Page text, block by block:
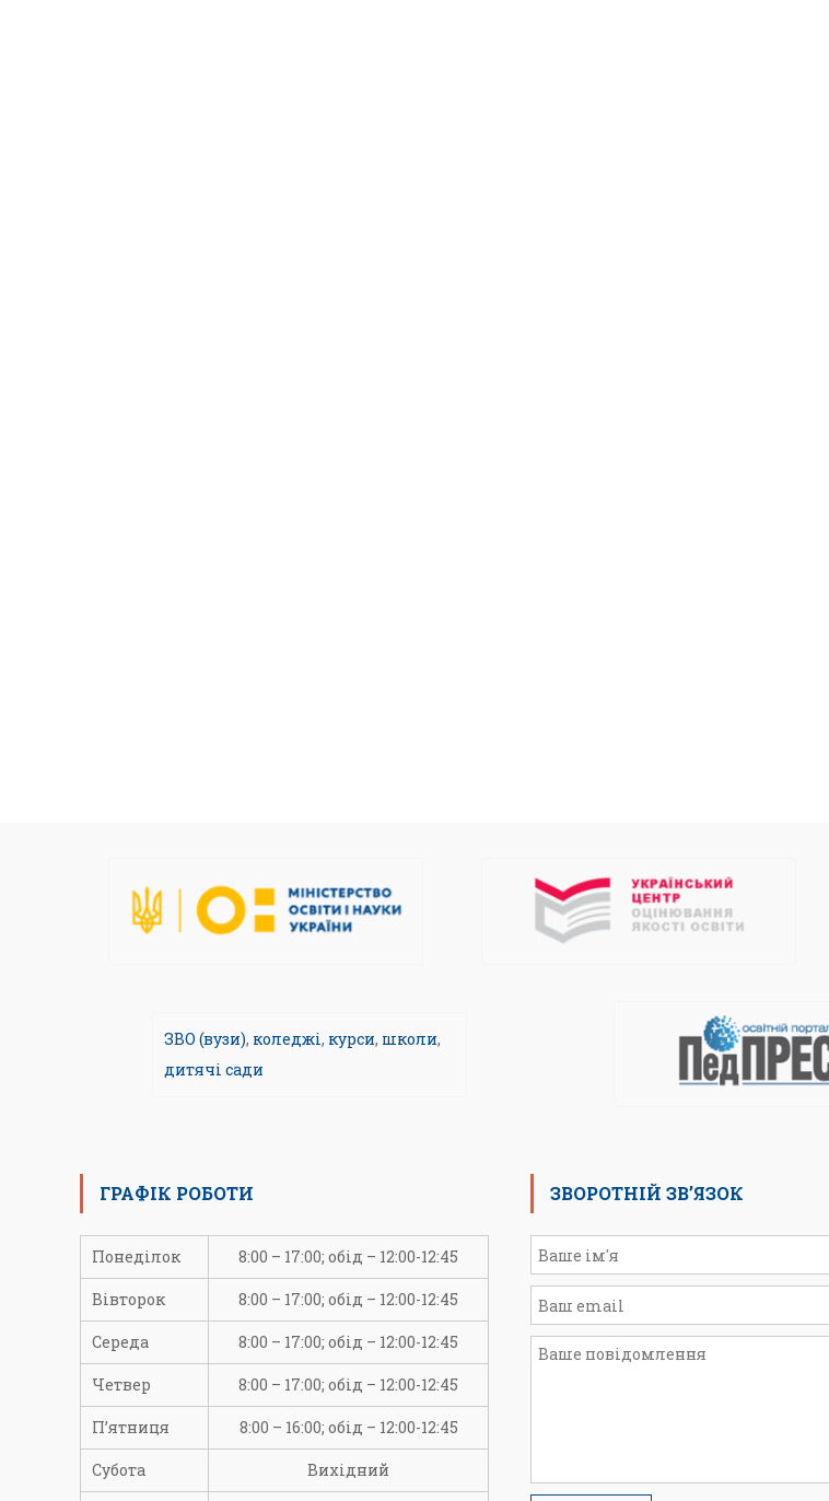
ЗВО (вузи), коледжі, курси, школи,
дитячі сади
ГРАФІК РОБОТИ
Понеділок 8:00 – 17:00; обід – 12:00-12:45
Вівторок 8:00 – 17:00; обід – 12:00-12:45
Середа 8:00 – 17:00; обід – 12:00-12:45
Четвер 8:00 – 17:00; обід – 12:00-12:45
П’ятниця 8:00 – 16:00; обід – 12:00-12:45
Субота Вихідний
ЗВОРОТНІЙ ЗВ’ЯЗОК